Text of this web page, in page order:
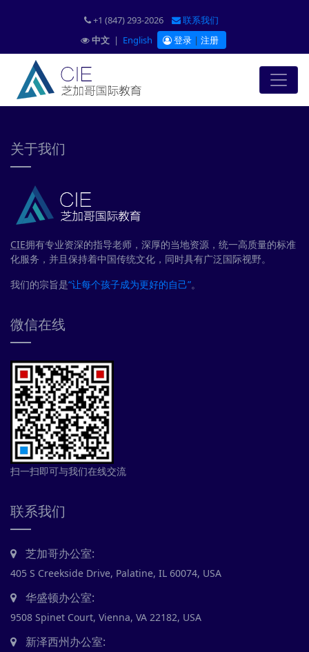
+1 (847) 293-2026
联系我们
中文 | English 登录 | 注册
关于我们
CIE拥有专业资深的指导老师，深厚的当地资源，统一高质量的标准
化服务，并且保持着中国传统文化，同时具有广泛国际视野。
我们的宗旨是“让每个孩子成为更好的自己”。
微信在线
扫一扫即可与我们在线交流
联系我们
芝加哥办公室:
405 S Creekside Drive, Palatine, IL 60074, USA
华盛顿办公室:
9508 Spinet Court, Vienna, VA 22182, USA
新泽西州办公室: